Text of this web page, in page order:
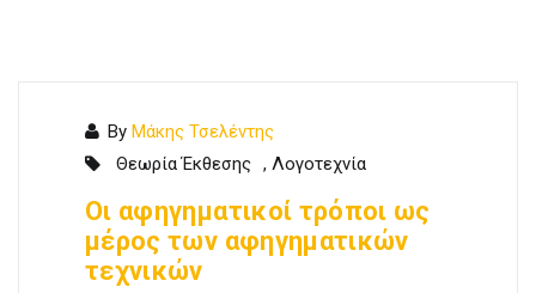
By Μάκης Τσελέντης
Θεωρία Έκθεσης , Λογοτεχνία
Οι αφηγηματικοί τρόποι ως
μέρος των αφηγηματικών
τεχνικών